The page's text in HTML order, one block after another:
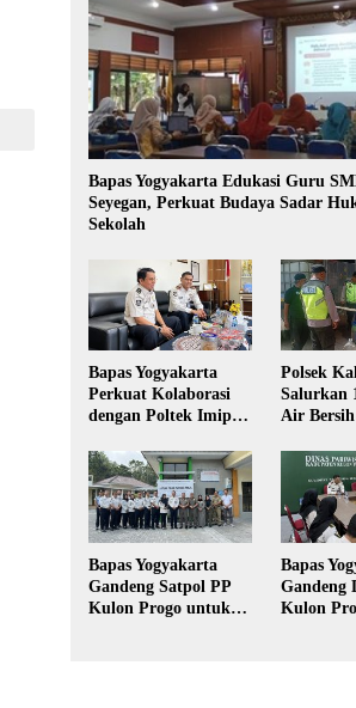
Bapas Yogyakarta Edukasi Guru
Seyegan, Perkuat Budaya Sadar
Sekolah
Bapas Yogyakarta
Perkuat Kolaborasi
dengan Poltek Imipas,
Magang Taruna
Polsek
Salurkan
Air
Bapas Yogyakarta
Gandeng Satpol PP
Kulon Progo untuk
Bapas
Gandeng
Kulon